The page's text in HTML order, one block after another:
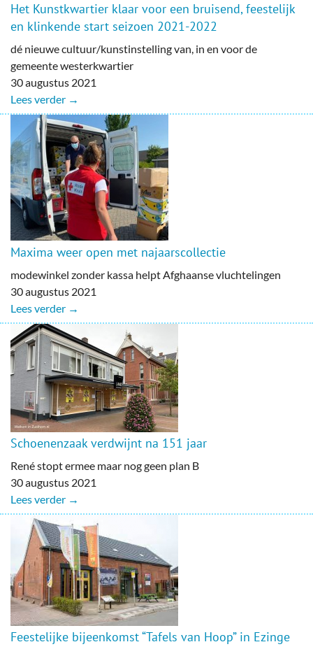
Het Kunstkwartier klaar voor een bruisend, feestelijk
en klinkende start seizoen 2021-2022
dé nieuwe cultuur/kunstinstelling van, in en voor de
gemeente westerkwartier
30 augustus 2021
Lees verder →
Maxima weer open met najaarscollectie
modewinkel zonder kassa helpt Afghaanse vluchtelingen
30 augustus 2021
Lees verder →
Schoenenzaak verdwijnt na 151 jaar
René stopt ermee maar nog geen plan B
30 augustus 2021
Lees verder →
Feestelijke bijeenkomst “Tafels van Hoop” in Ezinge